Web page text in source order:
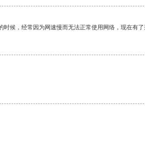
候，经常因为网速慢而无法正常使用网络，现在有了